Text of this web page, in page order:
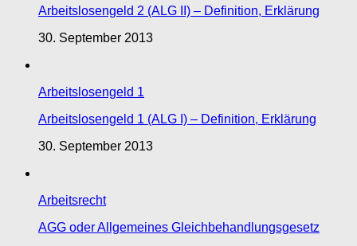
Arbeitslosengeld 2 (ALG II) – Definition, Erklärung
30. September 2013
Arbeitslosengeld 1
Arbeitslosengeld 1 (ALG I) – Definition, Erklärung
30. September 2013
Arbeitsrecht
AGG oder Allgemeines Gleichbehandlungsgesetz